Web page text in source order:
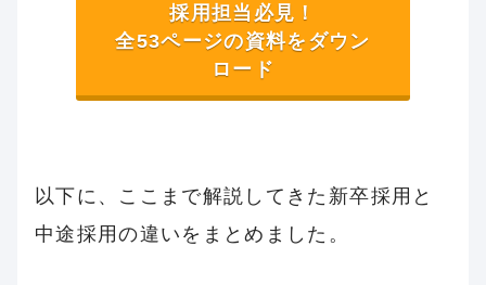
採用担当必見！
全53ページの資料をダウン
ロード
以下に、ここまで解説してきた新卒採用と
中途採用の違いをまとめました。